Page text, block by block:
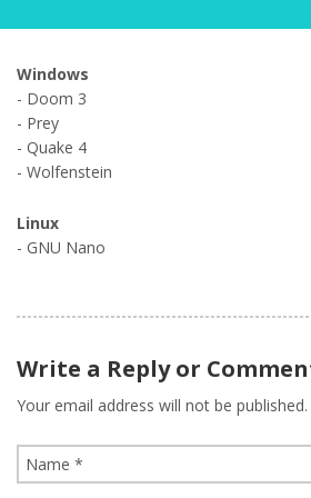
Windows
- Doom 3
- Prey
- Quake 4
- Wolfenstein
Linux
- GNU Nano
Write a Reply or
Your email address will not be published.